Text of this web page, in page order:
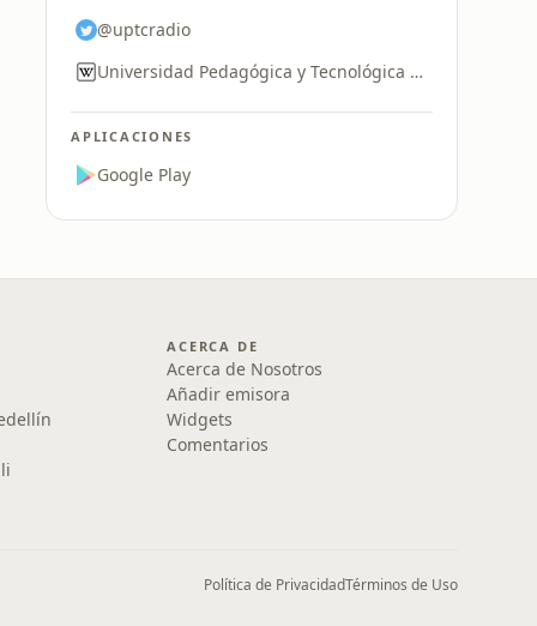
@uptcradio
Universidad Pedagógica y Tecnológica de Colombia
APLICACIONES
Google Play
ACERCA DE
Acerca de Nosotros
Añadir emisora
Widgets
Comentarios
Política de PrivacidadTérminos de Uso